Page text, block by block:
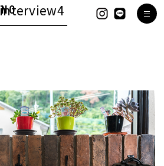
interview4